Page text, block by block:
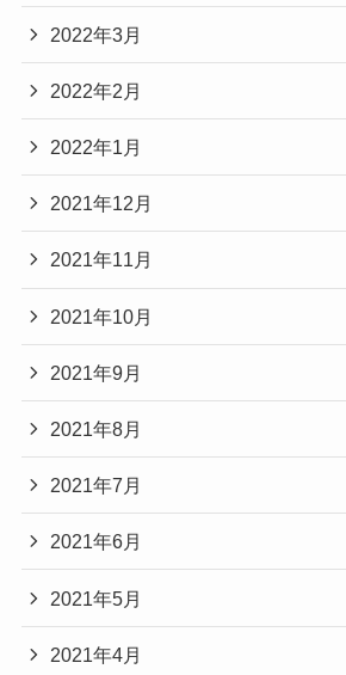
2022年3月
2022年2月
2022年1月
2021年12月
2021年11月
2021年10月
2021年9月
2021年8月
2021年7月
2021年6月
2021年5月
2021年4月